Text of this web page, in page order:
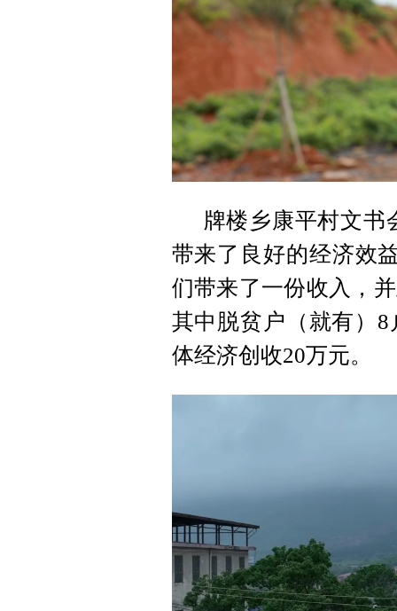
牌楼乡康平村文书
带来了良好的经济效
们带来了一份收入，
其中脱贫户（就有）
体经济创收20万元。